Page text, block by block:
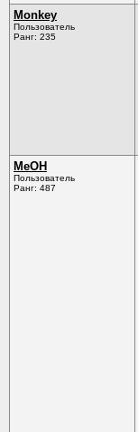
Monkey
Пользователь
Ранг: 235
MeOH
Пользователь
Ранг: 487